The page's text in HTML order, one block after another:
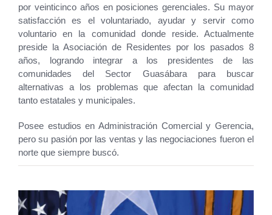
por veinticinco años en posiciones gerenciales. Su mayor
satisfacción es el voluntariado, ayudar y servir como
voluntario en la comunidad donde reside. Actualmente
preside la Asociación de Residentes por los pasados 8
años, logrando integrar a los presidentes de las
comunidades del Sector Guasábara para buscar
alternativas a los problemas que afectan la comunidad
tanto estatales y municipales.
Posee estudios en Administración Comercial y Gerencia,
pero su pasión por las ventas y las negociaciones fueron el
norte que siempre buscó.